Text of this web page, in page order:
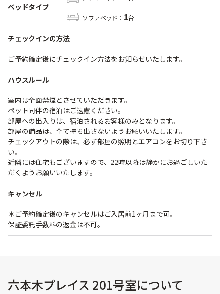
ベッドタイプ
ソファベッド： 1台
チェックインの方法
ご予約確定後にチェックイン方法をお知らせいたします。
ハウスルール
室内は全面禁煙とさせていただきます。
ペット同伴の宿泊はご遠慮ください。
部屋への出入りは、宿泊されるお客様のみとなります。
部屋の備品は、全て持ち出さないようお願いいたします。
チェックアウトの際は、必ず部屋の照明とエアコンをお切り下さ
い。
近隣には住宅もございますので、22時以降は静かにお過ごしいた
だくようお願いいたします。
キャンセル
＊ご予約確定後のキャンセルはご入居前1ヶ月まで可。
保証委託手数料の返金は不可。
六本木プレイス 201号室について